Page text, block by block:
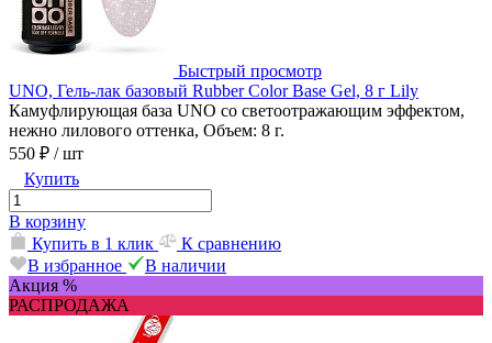
Быстрый просмотр
UNO, Гель-лак базовый Rubber Color Base Gel, 8 г Lily
Камуфлирующая база UNO со светоотражающим эффектом,
нежно лилового оттенка, Объем: 8 г.
550 ₽ / шт
Купить
В корзину
Купить в 1 клик
К сравнению
В избранное
В наличии
Акция %
РАСПРОДАЖА